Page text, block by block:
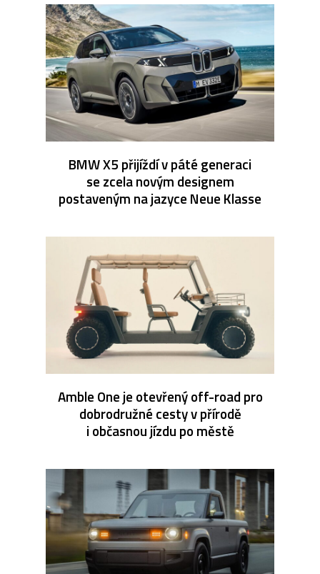
BMW X5 přijíždí v páté generaci
se zcela novým designem
postaveným na jazyce Neue Klasse
Amble One je otevřený off-road pro
dobrodružné cesty v přírodě
i občasnou jízdu po městě